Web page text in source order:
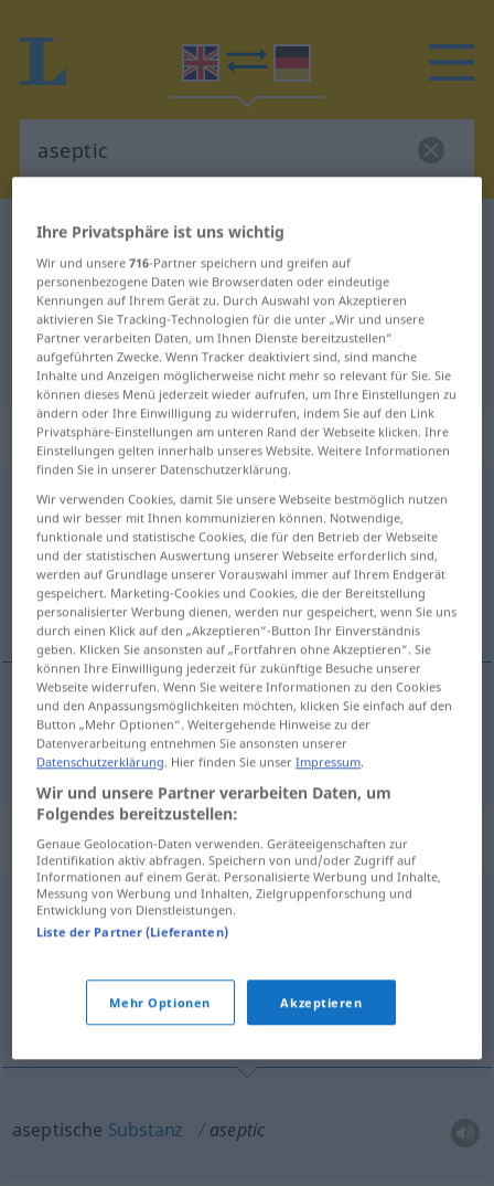
Englisch-Deutsch Wörterbuch
Englisch-Deutsch Übersetzung für
"aseptic"
"aseptic" Deutsch Übersetzung
„aseptic“: adjective
aseptic [-tik]adj
Übersicht aller Übersetzungen
(Für mehr Details die Übersetzung anklicken/antippen)
aseptisch, keimfrei, steril
aseptisch,keimfrei,steril aseptic
„aseptic“: noun
aseptic [-tik]s
Übersicht aller Übersetzungen
aseptische Substanz
aseptische Substanz aseptic
Ihre Privatsphäre ist uns wichtig
Wir und unsere716-Partner speichern und greifen auf
personenbezogene Daten wie Browserdaten oder eindeutige
Kennungen auf Ihrem Gerät zu. Durch Auswahl von Akzeptieren
aktivieren Sie Tracking-Technologien für die unter „Wir und unsere
Partner verarbeiten Daten, um Ihnen Dienste bereitzustellen“
aufgeführten Zwecke. Wenn Tracker deaktiviert sind, sind manche
Inhalte und Anzeigen möglicherweise nicht mehr so relevant für Sie. Sie
können dieses Menü jederzeit wieder aufrufen, um Ihre Einstellungen zu
ändern oder Ihre Einwilligung zu widerrufen, indem Sie auf den Link
Privatsphäre-Einstellungen am unteren Rand der Webseite klicken. Ihre
Einstellungen gelten innerhalb unseres Website. Weitere Informationen
finden Sie in unserer Datenschutzerklärung.
Wir verwenden Cookies, damit Sie unsere Webseite bestmöglich nutzen
und wir besser mit Ihnen kommunizieren können. Notwendige,
funktionale und statistische Cookies, die für den Betrieb der Webseite
und der statistischen Auswertung unserer Webseite erforderlich sind,
werden auf Grundlage unserer Vorauswahl immer auf Ihrem Endgerät
gespeichert. Marketing-Cookies und Cookies, die der Bereitstellung
personalisierter Werbung dienen, werden nur gespeichert, wenn Sie uns
durch einen Klick auf den „Akzeptieren“-Button Ihr Einverständnis
geben. Klicken Sie ansonsten auf „Fortfahren ohne Akzeptieren“. Sie
können Ihre Einwilligung jederzeit für zukünftige Besuche unserer
Webseite widerrufen. Wenn Sie weitere Informationen zu den Cookies
und den Anpassungsmöglichkeiten möchten, klicken Sie einfach auf den
Button „Mehr Optionen“. Weitergehende Hinweise zu der
Datenverarbeitung entnehmen Sie ansonsten unserer
Datenschutzerklärung. Hier finden Sie unserImpressum.
Wir und unsere Partner verarbeiten Daten, um
Folgendes bereitzustellen:
Genaue Geolocation-Daten verwenden. Geräteeigenschaften zur
Identifikation aktiv abfragen. Speichern von und/oder Zugriff auf
Informationen auf einem Gerät. Personalisierte Werbung und Inhalte,
Messung von Werbung und Inhalten, Zielgruppenforschung und
Entwicklung von Dienstleistungen.
Liste der Partner (Lieferanten)
Mehr Optionen Akzeptieren